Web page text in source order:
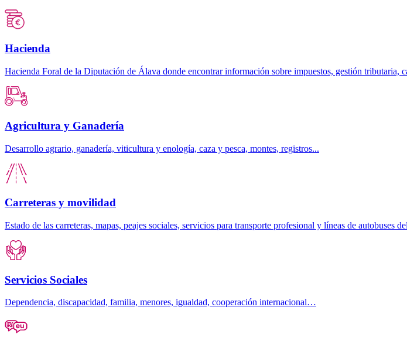
Hacienda
Hacienda Foral de la Diputación de Álava donde encontrar información sobre impuestos, gestión tributaria,
Agricultura y Ganadería
Desarrollo agrario, ganadería, viticultura y enología, caza y pesca, montes, registros...
Carreteras y movilidad
Estado de las carreteras, mapas, peajes sociales, servicios para transporte profesional y líneas de autobuses
Servicios Sociales
Dependencia, discapacidad, familia, menores, igualdad, cooperación internacional…